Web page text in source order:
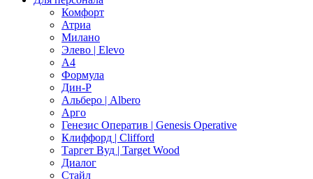
Комфорт
Атриа
Милано
Элево | Elevo
А4
Формула
Дин-Р
Альберо | Albero
Арго
Генезис Оператив | Genesis Operative
Клиффорд | Clifford
Таргет Вуд | Target Wood
Диалог
Стайл